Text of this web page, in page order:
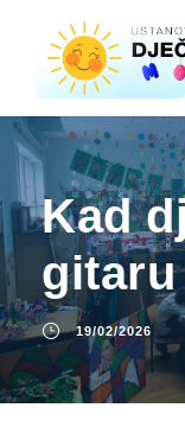
Kad
19/02/2026